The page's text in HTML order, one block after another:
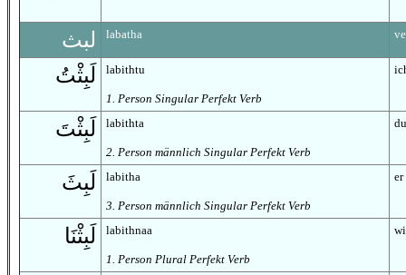
لبث labatha
لَبِثْتُ labithtu
1. Person Singular Perfekt Verb
لَبِثْتَ labithta
2. Person männlich Singular Perfekt Verb
لَبِثَ labitha
3. Person männlich Singular Perfekt Verb
لَبِثْنَا labithnaa
1. Person Plural Perfekt Verb